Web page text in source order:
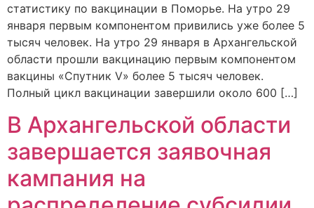
статистику по вакцинации в Поморье. На утро 29
января первым компонентом привились уже более 5
тысяч человек. На утро 29 января в Архангельской
области прошли вакцинацию первым компонентом
вакцины «Спутник V» более 5 тысяч человек.
Полный цикл вакцинации завершили около 600 […]
В Архангельской области
завершается заявочная
кампания на